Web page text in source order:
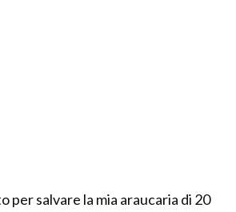
per salvare la mia araucaria di 20